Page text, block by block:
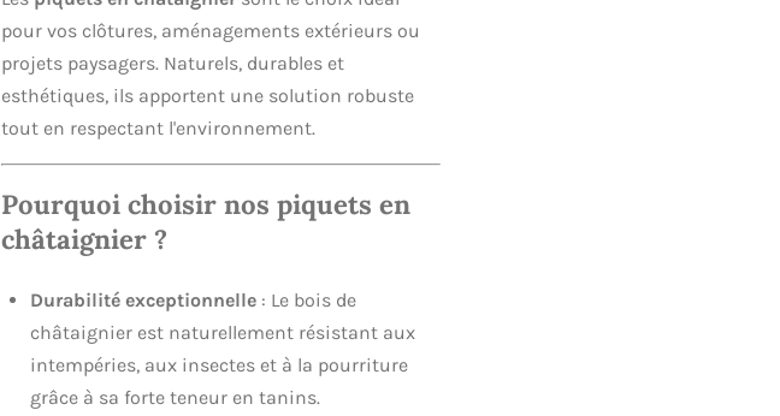
pour vos clôtures, aménagements extérieurs ou
projets paysagers. Naturels, durables et
esthétiques, ils apportent une solution robuste
tout en respectant l'environnement.
Pourquoi choisir nos piquets en
châtaignier ?
Durabilité exceptionnelle : Le bois de
châtaignier est naturellement résistant aux
intempéries, aux insectes et à la pourriture
grâce à sa forte teneur en tanins.